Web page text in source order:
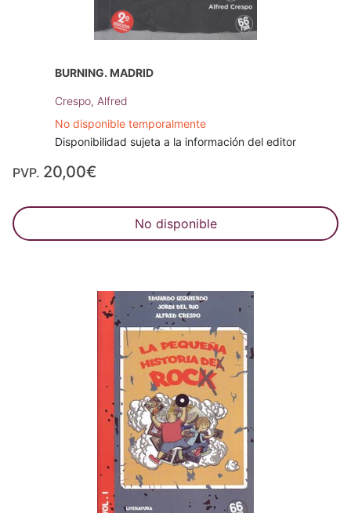
BURNING. MADRID
Crespo, Alfred
No disponible temporalmente
Disponibilidad sujeta a la información del editor
PVP. 20,00€
No disponible